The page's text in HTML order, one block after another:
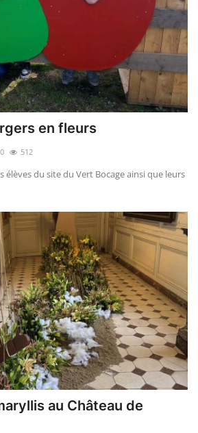
en fleurs
0 512
élèves du site du Vert Bocage ainsi que leurs
au Château de